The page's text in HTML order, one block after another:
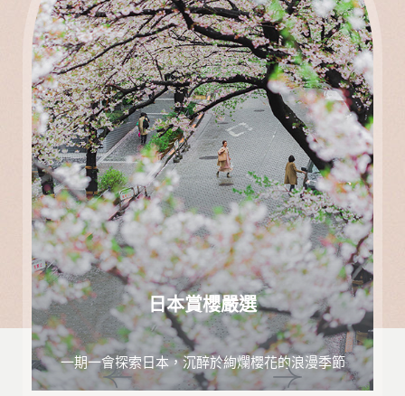
日本賞櫻嚴選
一期一會探索日本，沉醉於絢爛櫻花的浪漫季節